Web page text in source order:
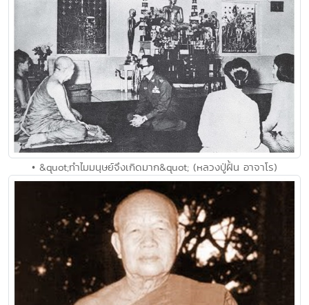
• &quot;ทำไมมนุษย์จึงเกิดมาก&quot; (หลวงปู่ฝั้น อาจาโร)